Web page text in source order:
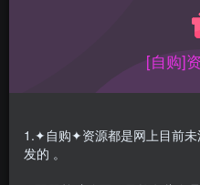
樱梨梨全套无水印合集,
合集目
[自购]
1.✦自购✦资源都是网上目前
发的 。